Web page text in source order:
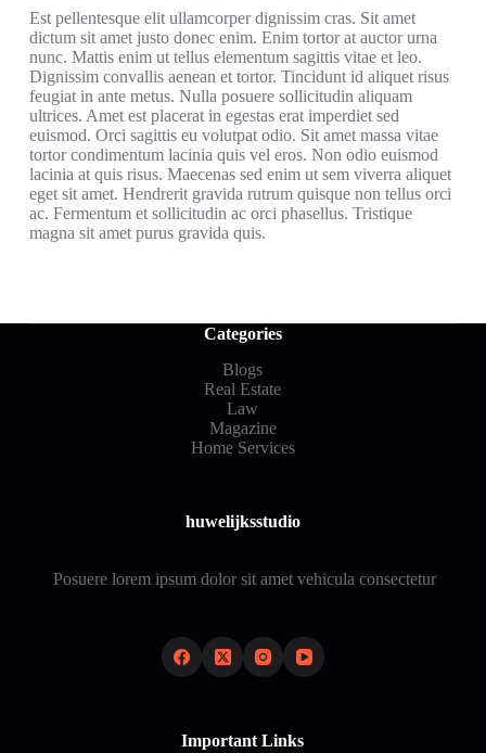
Est pellentesque elit ullamcorper dignissim cras. Sit amet
dictum sit amet justo donec enim. Enim tortor at auctor urna
nunc. Mattis enim ut tellus elementum sagittis vitae et leo.
Dignissim convallis aenean et tortor. Tincidunt id aliquet risus
feugiat in ante metus. Nulla posuere sollicitudin aliquam
ultrices. Amet est placerat in egestas erat imperdiet sed
euismod. Orci sagittis eu volutpat odio. Sit amet massa vitae
tortor condimentum lacinia quis vel eros. Non odio euismod
lacinia at quis risus. Maecenas sed enim ut sem viverra aliquet
eget sit amet. Hendrerit gravida rutrum quisque non tellus orci
ac. Fermentum et sollicitudin ac orci phasellus. Tristique
magna sit amet purus gravida quis.
Categories
Blogs
Real Estate
Law
Magazine
Home Services
huwelijksstudio
Posuere lorem ipsum dolor sit amet vehicula consectetur
Important Links